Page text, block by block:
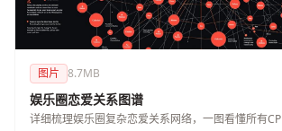
图片 8.7MB
娱乐圈恋爱关系图谱
详细梳理娱乐圈复杂恋爱关系网络，一图看懂所有CP